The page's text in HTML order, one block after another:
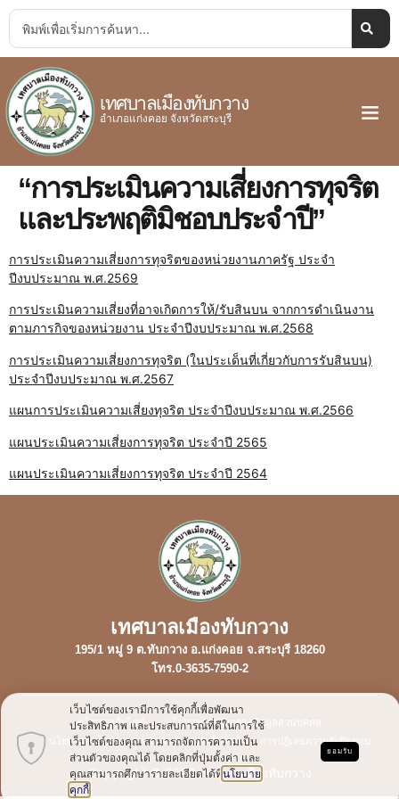
เทศบาลเมืองทับกวาง
อำเภอแก่งคอย จังหวัดสระบุรี
“การประเมินความเสี่ยงการทุจริต
และประพฤติมิชอบประจำปี”
การประเมินความเสี่ยงการทุจริตของหน่วยงานภาครัฐ ประจำ
ปีงบประมาณ พ.ศ.2569
การประเมินความเสี่ยงที่อาจเกิดการให้/รับสินบน จากการดำเนินงาน
ตามภารกิจของหน่วยงาน ประจำปีงบประมาณ พ.ศ.2568
การประเมินความเสี่ยงการทุจริต (ในประเด็นที่เกี่ยวกับการรับสินบน)
ประจำปีงบประมาณ พ.ศ.2567
แผนการประเมินความเสี่ยงทุจริต ประจำปีงบประมาณ พ.ศ.2566
แผนประเมินความเสี่ยงการทุจริต ประจำปี 2565
แผนประเมินความเสี่ยงการทุจริต ประจำปี 2564
เทศบาลเมืองทับกวาง
195/1 หมู่ 9 ต.ทับกวาง อ.แก่งคอย จ.สระบุรี 18260
โทร.0-3635-7590-2
นโยบายเว็บไซต์
นโยบายการคุ้มครองข้อมูลส่วนบุคคล
นโยบายการรักษาความมั่นคงปลอดภัยเว็บไซต์
การปฏิเสธความรับผิดชอบ
Copyright © 2023 เทศบาลเมืองทับกวาง
เว็บไซต์ของเรามีการใช้คุกกี้เพื่อพัฒนา
ประสิทธิภาพ และประสบการณ์ที่ดีในการใช้
เว็บไซต์ของคุณ สามารถจัดการความเป็น
ส่วนตัวของคุณได้ โดยคลิกที่ปุ่มตั้งค่า และ
คุณสามารถศึกษารายละเอียดได้ที่นโยบาย
คุกกี้
ยอมรับ